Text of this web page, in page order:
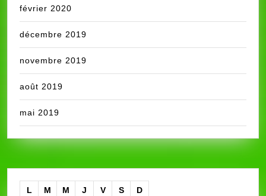
février 2020
décembre 2019
novembre 2019
août 2019
mai 2019
L M M J V S D